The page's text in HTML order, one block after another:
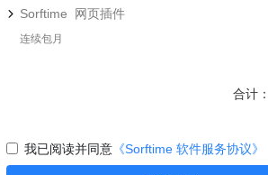
Sorftime 网页插件
连续包月
合计：
我已阅读并同意 《Sorftime 软件服务协议》